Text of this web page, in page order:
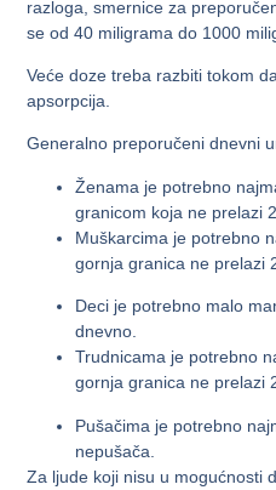
razloga, smernice za
se od 40 miligrama do 1000
Veće doze treba razbiti tokom
apsorpcija.
Generalno preporučeni dnevni
Ženama je potrebno
granicom koja ne prelazi
Muškarcima je potrebno
gornja granica ne prelazi
Deci je potrebno malo
dnevno.
Trudnicama je potrebno
gornja granica ne prelazi
Pušačima je potrebno
nepušača.
Za ljude koji nisu u mogućnosti